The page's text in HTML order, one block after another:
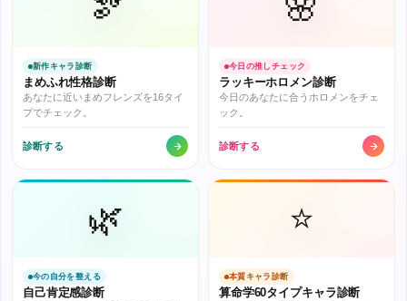
🫘
新作キャラ診断
まめふれ性格診断
あなたに近いまめフレンズを16タイ
プでチェック。
診断する
🌸
今日の推しチェック
ラッキーホロメン診断
今日のあなたに合うホロメンをチェ
ック。
診断する
🌿
今の自分を整える
自己肯定感診断
⭐
本質キャラ診断
算命学60タイプキャラ診断